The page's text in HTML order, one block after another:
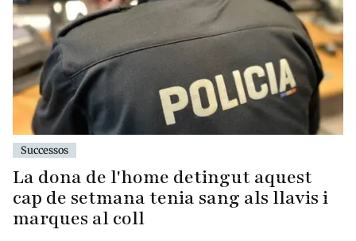
Successos
La dona de l'home detingut aquest
cap de setmana tenia sang als llavis i
marques al coll